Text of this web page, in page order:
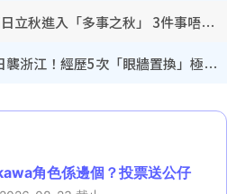
立秋2026｜8月7日立秋進入「多事之秋」 3件事唔做得！專家教6招開運 清枱頭／銀包納氣接好運
颱風白海豚料周日襲浙江！經歷5次「眼牆置換」極罕見 成登陸內地最長途颱風